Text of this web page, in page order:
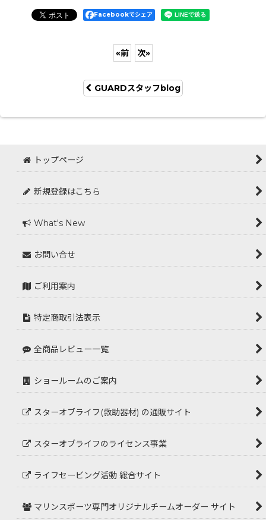
Facebookでシェア
«前 次»
GUARDスタッフblog
トップページ
新規登録はこちら
What's New
お問い合せ
ご利用案内
特定商取引法表示
全商品レビュー一覧
ショールームのご案内
スターオブライフ(救助器材) の通販サイト
スターオブライフのライセンス事業
ライフセービング活動 総合サイト
マリンスポーツ専門オリジナルチームオーダー サイト